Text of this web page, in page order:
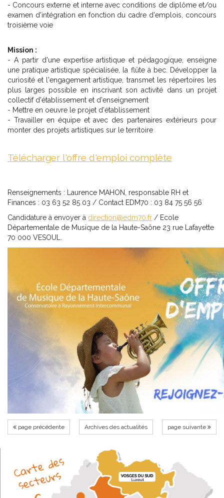
- Concours externe et interne avec conditions de diplôme et/ou
examen d'intégration en fonction du cadre d'emplois, concours
troisième voie
Mission :
- A partir d'une expertise artistique et pédagogique, enseigne
une pratique artistique spécialisée, la flûte à bec. Développer la
curiosité et l'engagement artistique, transmet les répertoires les
plus larges possible en inscrivant son activité dans un projet
collectif d'établissement et d'enseignement
- Mettre en oeuvre le projet d'établissement
- Travailler en équipe et avec des partenaires extérieurs pour
monter des projets artistiques sur le territoire
Télécharger l'offre d'emploi complète
Renseignements : Laurence MAHON, responsable RH et
Finances : 03 63 52 85 03 / Contact EDM70 : 03 84 75 56 56
Candidature à envoyer à direction@edm70.fr / Ecole
Départementale de Musique de la Haute-Saône 23 rue Lafayette
70 000 VESOUL.
page précédente Archives des actualités page suivante